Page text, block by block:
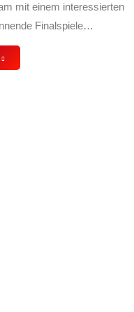
mit einem interessierten
Finalspiele…